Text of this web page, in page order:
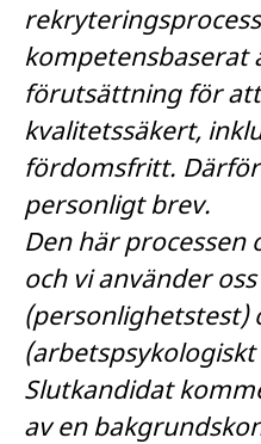
kompetensbaserat
förutsättning för
kvalitetssäkert,
fördomsfritt.
personligt brev.
Den här
och vi använder oss
(personlighetstest)
Slutkandidat
av en